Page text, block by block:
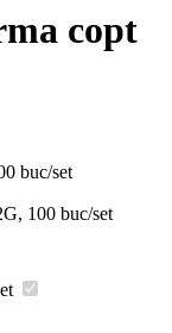
copt
buc/set
100 buc/set